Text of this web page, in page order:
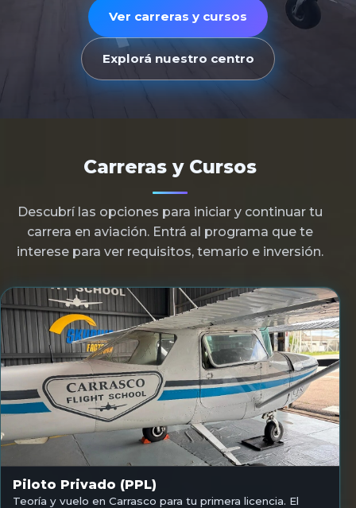
Ver carreras y cursos
Explorá nuestro centro
Carreras y Cursos
Descubrí las opciones para iniciar y continuar tu
carrera en aviación. Entrá al programa que te
interese para ver requisitos, temario e inversión.
Piloto Privado (PPL)
Teoría y vuelo en Carrasco para tu primera licencia. El